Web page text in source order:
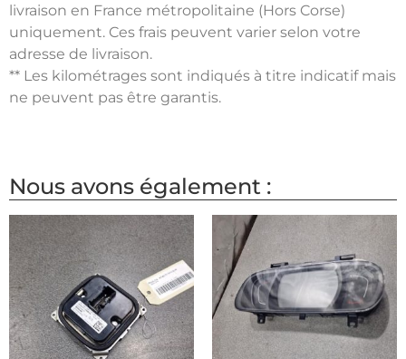
livraison en France métropolitaine (Hors Corse)
uniquement. Ces frais peuvent varier selon votre
adresse de livraison.
** Les kilométrages sont indiqués à titre indicatif mais
ne peuvent pas être garantis.
Nous avons également :